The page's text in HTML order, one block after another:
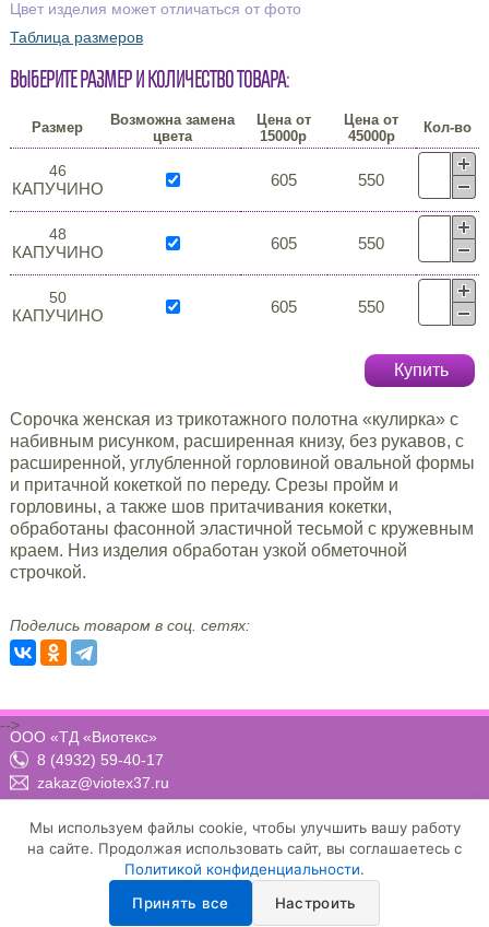
Цвет изделия может отличаться от фото
Таблица размеров
Выберите размер и количество товара:
Размер
Возможна замена
цвета
Цена от
15000р
Цена от
45000р
Кол-во
46
КАПУЧИНО 605 550
48
КАПУЧИНО 605 550
50
КАПУЧИНО 605 550
Купить
Сорочка женская из трикотажного полотна «кулирка» с
набивным рисунком, расширенная книзу, без рукавов, с
расширенной, углубленной горловиной овальной формы
и притачной кокеткой по переду. Срезы пройм и
горловины, а также шов притачивания кокетки,
обработаны фасонной эластичной тесьмой с кружевным
краем. Низ изделия обработан узкой обметочной
строчкой.
Поделись товаром в соц. сетях:
ООО «ТД «Виотекс»
8 (4932) 59-40-17
zakaz@viotex37.ru
Положение о конфиденциальности и защите персональных данных
Условия осуществления рассылки email-сообщений
-->
Мы используем файлы cookie, чтобы улучшить вашу работу
на сайте. Продолжая использовать сайт, вы соглашаетесь с
Политикой конфиденциальности.
Принять все
Настроить